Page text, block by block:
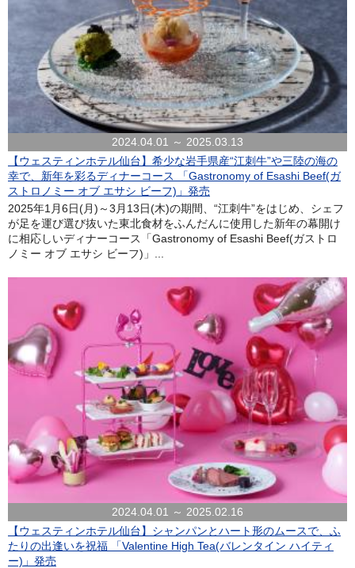
2024.04.01 ～ 2025.03.13
【ウェスティンホテル仙台】希少な岩手県産“江刺牛”や三陸の海の
幸で、新年を彩るディナーコース 「Gastronomy of Esashi Beef(ガ
ストロノミー オブ エサシ ビーフ)」発売
2025年1月6日(月)～3月13日(木)の期間、“江刺牛”をはじめ、シェフ
が足を運び選び抜いた東北食材をふんだんに使用した新年の幕開け
に相応しいディナーコース「Gastronomy of Esashi Beef(ガストロ
ノミー オブ エサシ ビーフ)」...
2024.04.01 ～ 2025.02.16
【ウェスティンホテル仙台】シャンパンとハート形のムースで、ふ
たりの出逢いを祝福 「Valentine High Tea(バレンタイン ハイティ
ー)」発売